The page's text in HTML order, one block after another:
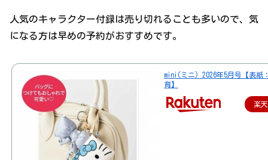
人気のキャラクター付録は売り切れることも多いので、気
になる方は早めの予約がおすすめです。
mini(ミニ) 2026年5月号【表紙
育】
楽